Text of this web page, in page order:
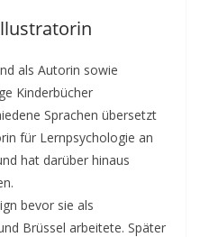
als Autorin sowie
Kinderbücher
Sprachen übersetzt
für Lernpsychologie an
hat darüber hinaus
bevor sie als
Brüssel arbeitete. Später